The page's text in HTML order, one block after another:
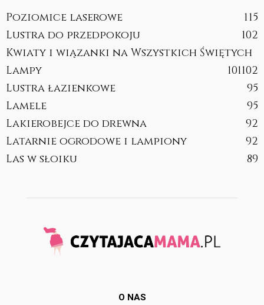
Poziomice laserowe
115
Lustra do przedpokoju
102
Kwiaty i wiązanki na Wszystkich Świętych
102
Lampy
101
Lustra łazienkowe
95
Lamele
95
Lakierobejce do drewna
92
Latarnie ogrodowe i lampiony
92
Las w słoiku
89
O NAS